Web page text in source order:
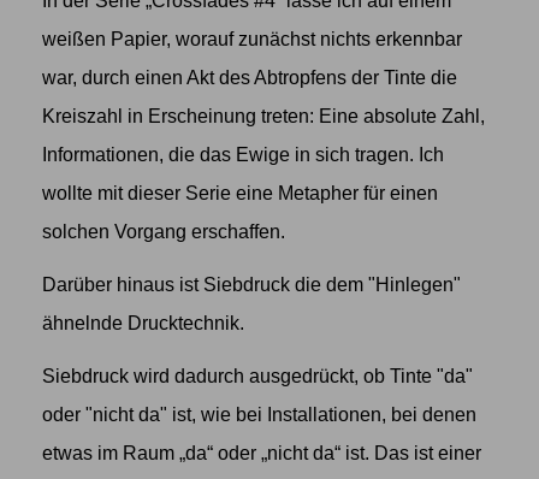
weißen Papier, worauf zunächst nichts erkennbar
war, durch einen Akt des Abtropfens der Tinte die
Kreiszahl in Erscheinung treten: Eine absolute Zahl,
Informationen, die das Ewige in sich tragen. Ich
wollte mit dieser Serie eine Metapher für einen
solchen Vorgang erschaffen.
Darüber hinaus ist Siebdruck die dem "Hinlegen"
ähnelnde Drucktechnik.
Siebdruck wird dadurch ausgedrückt, ob Tinte "da"
oder "nicht da" ist, wie bei Installationen, bei denen
etwas im Raum „da“ oder „nicht da“ ist. Das ist einer